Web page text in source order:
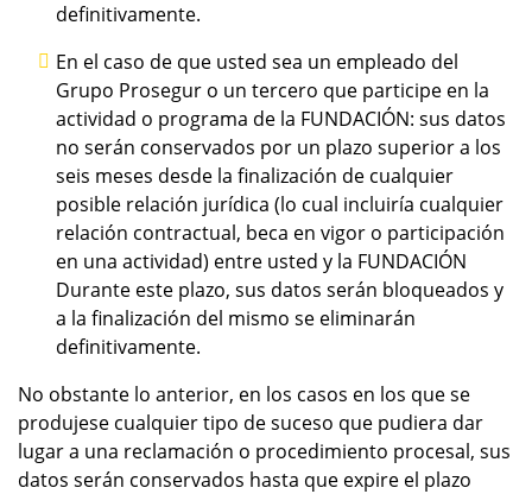
definitivamente.
En el caso de que usted sea un empleado del
Grupo Prosegur o un tercero que participe en la
actividad o programa de la FUNDACIÓN: sus datos
no serán conservados por un plazo superior a los
seis meses desde la finalización de cualquier
posible relación jurídica (lo cual incluiría cualquier
relación contractual, beca en vigor o participación
en una actividad) entre usted y la FUNDACIÓN
Durante este plazo, sus datos serán bloqueados y
a la finalización del mismo se eliminarán
definitivamente.
No obstante lo anterior, en los casos en los que se
produjese cualquier tipo de suceso que pudiera dar
lugar a una reclamación o procedimiento procesal, sus
datos serán conservados hasta que expire el plazo